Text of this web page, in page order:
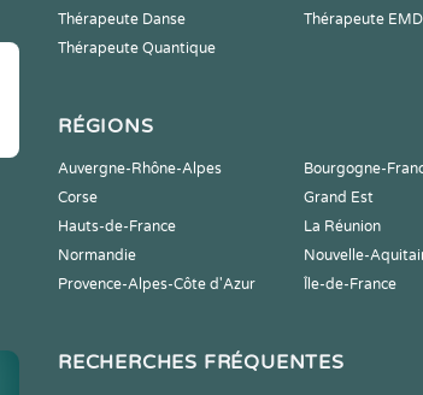
Thérapeute Danse
Thérapeute
Thérapeute Quantique
RÉGIONS
Auvergne-Rhône-Alpes Bourgogne-
Corse
Grand Est
Hauts-de-France
La Réunion
Normandie
Nouvelle-
Provence-Alpes-Côte d'Azur
Île-de-France
RECHERCHES FRÉQUENTES